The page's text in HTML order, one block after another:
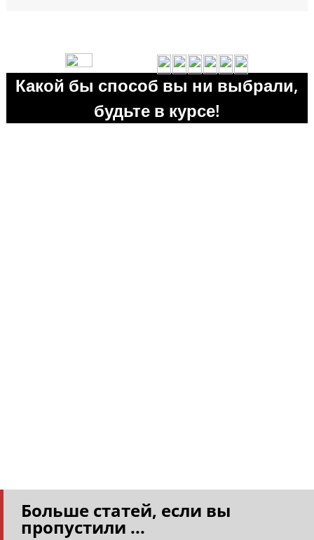
Какой бы способ вы ни выбрали,
будьте в курсе!
Больше статей, если вы
пропустили ...